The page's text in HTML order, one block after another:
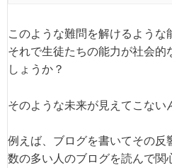
このような難問を解けるような
それで生徒たちの能力が社会
しょうか？
そのような未来が見えてこない
例えば、ブログを書いてその反
数の多い人のブログを読んで関